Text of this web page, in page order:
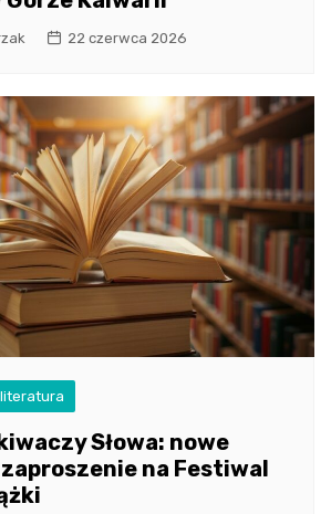
22 czerwca 2026
Słowa: nowe
na Festiwal